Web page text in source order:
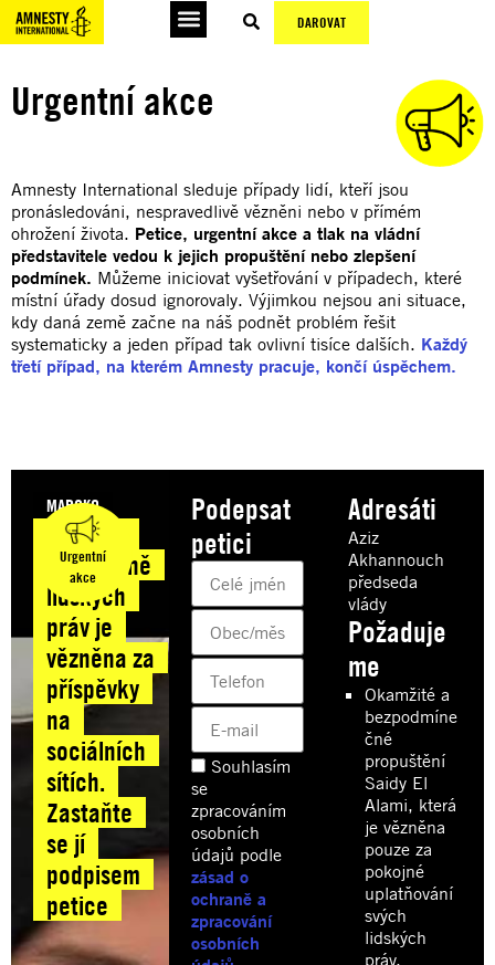
DAROVAT
Urgentní akce
Amnesty International sleduje případy lidí, kteří jsou
pronásledováni, nespravedlivě vězněni nebo v přímém
ohrožení života. Petice, urgentní akce a tlak na vládní
představitele vedou k jejich propuštění nebo zlepšení
podmínek. Můžeme iniciovat vyšetřování v případech, které
místní úřady dosud ignorovaly. Výjimkou nejsou ani situace,
kdy daná země začne na náš podnět problém řešit
systematicky a jeden případ tak ovlivní tisíce dalších. Každý
třetí případ, na kterém Amnesty pracuje, končí úspěchem.
Urgentní
akce
MAROKO
Maroko:
Obránkyně
lidských
práv je
vězněna za
příspěvky
na
sociálních
sítích.
Zastaňte
se jí
podpisem
petice
Podepsat
petici
Souhlasím
se
zpracováním
osobních
údajů podle
zásad o
ochraně a
zpracování
osobních
Adresáti
Aziz
Akhannouch
předseda
vlády
Požaduje
me
Okamžité a
bezpodmíne
čné
propuštění
Saidy El
Alami, která
je vězněna
pouze za
pokojné
uplatňování
svých
lidských
práv.